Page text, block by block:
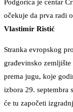
Podgorica je centar
očekuje da prva radi
Vlastimir Ristić
Stranka evropskog
građevinsko
prema jugu, koje
izbora 29. septembra
će tu započeti